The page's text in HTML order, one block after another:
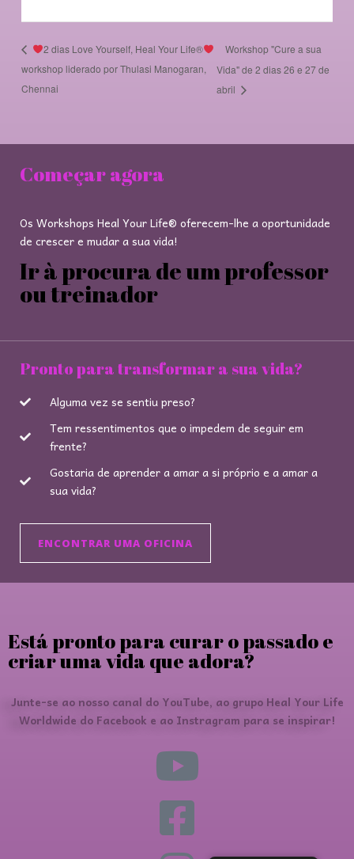
2 dias Love Yourself, Heal Your Life®
workshop liderado por Thulasi Manogaran,
Chennai
Workshop "Cure a sua
Vida" de 2 dias 26 e 27 de
abril
Começar agora
Os Workshops Heal Your Life® oferecem-lhe a oportunidade
de crescer e mudar a sua vida!
Ir à procura de um professor
ou treinador
Pronto para transformar a sua vida?
Alguma vez se sentiu preso?
Tem ressentimentos que o impedem de seguir em
frente?
Gostaria de aprender a amar a si próprio e a amar a
sua vida?
ENCONTRAR UMA OFICINA
Está pronto para curar o passado e
criar uma vida que adora?
Junte-se ao nosso canal do YouTube, ao grupo Heal Your Life
Worldwide do Facebook e ao Instragram para se inspirar!